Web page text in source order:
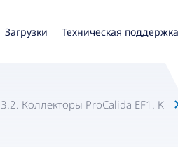
Загрузки Техническая поддержка
3.2. Коллекторы ProCalida EF1. K